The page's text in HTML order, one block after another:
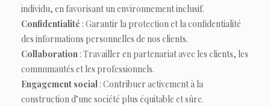
individu, en favorisant un environnement inclusif.
Confidentialité : Garantir la protection et la confidentialité
des informations personnelles de nos clients.
Collaboration : Travailler en partenariat avec les clients, les
communautés et les professionnels.
Engagement social : Contribuer activement à la
construction d’une société plus équitable et sûre.